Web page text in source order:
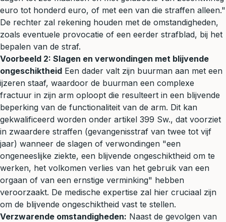
euro tot honderd euro, of met een van die straffen alleen."
De rechter zal rekening houden met de omstandigheden,
zoals eventuele provocatie of een eerder strafblad, bij het
bepalen van de straf.
Voorbeeld 2: Slagen en verwondingen met blijvende
ongeschiktheid Een dader valt zijn buurman aan met een
ijzeren staaf, waardoor de buurman een complexe
fractuur in zijn arm oploopt die resulteert in een blijvende
beperking van de functionaliteit van de arm. Dit kan
gekwalificeerd worden onder artikel 399 Sw., dat voorziet
in zwaardere straffen (gevangenisstraf van twee tot vijf
jaar) wanneer de slagen of verwondingen "een
ongeneeslijke ziekte, een blijvende ongeschiktheid om te
werken, het volkomen verlies van het gebruik van een
orgaan of van een ernstige verminking" hebben
veroorzaakt. De medische expertise zal hier cruciaal zijn
om de blijvende ongeschiktheid vast te stellen.
Verzwarende omstandigheden: Naast de gevolgen van